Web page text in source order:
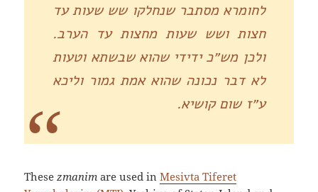
לחומרא מסתבר שנחלקו שש שעות עד
חצות ושש שעות מחצות עד הערב.
ולכן מש״כ ידידי שהוא שבשתא וטעות
לא דבר נכונה שהוא אמת גמור וליכא
ע״ז שום קושיא.
Thesezmanim are used inMesivta Tiferet